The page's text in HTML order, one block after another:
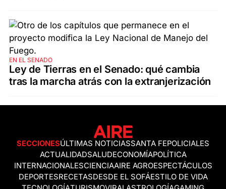
EN EL SENADO
Ley de Tierras en el Senado: qué cambia
tras la marcha atrás con la extranjerización
SECCIONESÚLTIMAS NOTICIASSANTA FEPOLICIALES
ACTUALIDADSALUDECONOMÍAPOLÍTICA
INTERNACIONALESCIENCIAAIRE AGROESPECTÁCULOS
DEPORTESRECETASDESDE EL SOFÁESTILO DE VIDA